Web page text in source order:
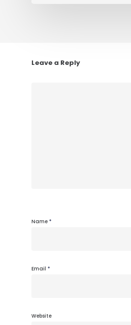
Leave a Reply
Name *
Email *
Website